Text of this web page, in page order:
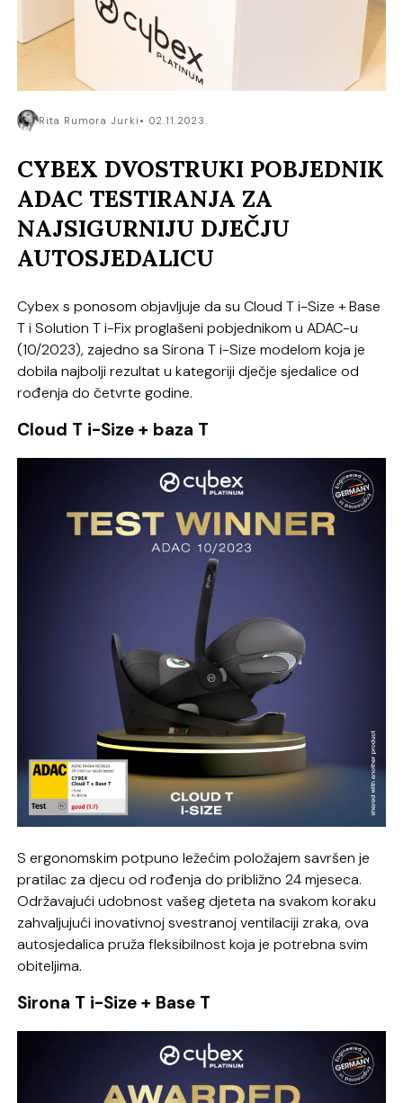
Rita Rumora Jurki 02.11.2023.
CYBEX DVOSTRUKI POBJEDNIK
ADAC TESTIRANJA ZA
NAJSIGURNIJU DJEČJU
AUTOSJEDALICU
Cybex s ponosom objavljuje da su Cloud T i-Size + Base
T i Solution T i-Fix proglašeni pobjednikom u ADAC-u
(10/2023), zajedno sa Sirona T i-Size modelom koja je
dobila najbolji rezultat u kategoriji dječje sjedalice od
rođenja do četvrte godine.
Cloud T i-Size + baza T
S ergonomskim potpuno ležećim položajem savršen je
pratilac za djecu od rođenja do približno 24 mjeseca.
Održavajući udobnost vašeg djeteta na svakom koraku
zahvaljujući inovativnoj svestranoj ventilaciji zraka, ova
autosjedalica pruža fleksibilnost koja je potrebna svim
obiteljima.
Sirona T i-Size + Base T